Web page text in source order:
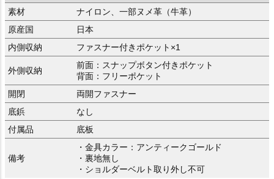
素材
ナイロン、一部ヌメ革（牛革）
原産国
日本
内側収納
ファスナー付きポケット×1
外側収納
前面：スナップボタン付きポケット
背面：フリーポケット
開閉
両開ファスナー
底鋲
なし
付属品
底板
備考
・金具カラー：アンティークゴールド
・裏地無し
・ショルダーベルト取り外し不可